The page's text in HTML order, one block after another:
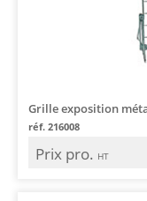
Grille exposition
réf. 216008
Prix pro. HT